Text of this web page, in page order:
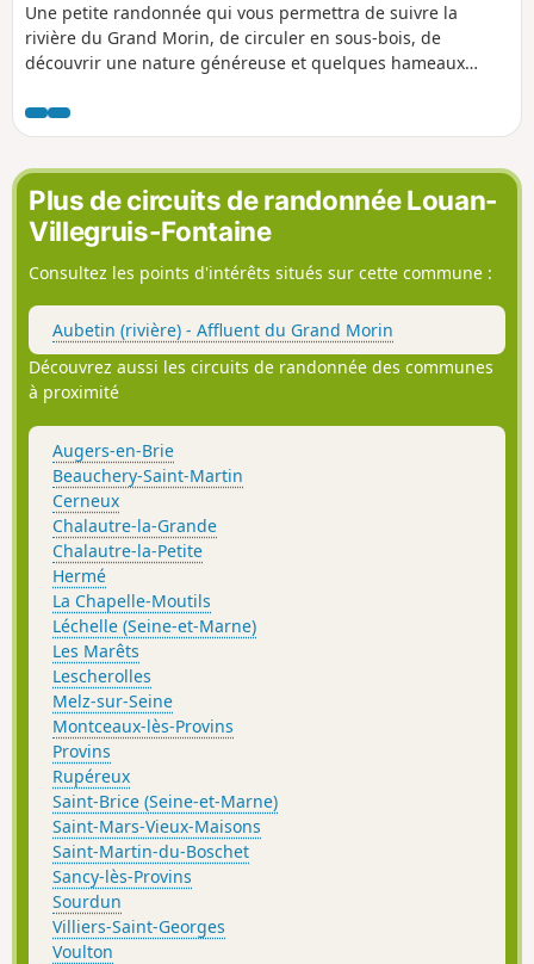
Une petite randonnée qui vous permettra de suivre la
rivière du Grand Morin, de circuler en sous-bois, de
découvrir une nature généreuse et quelques hameaux
Plus de circuits de randonnée Louan-
Villegruis-Fontaine
Consultez les points d'intérêts situés sur cette commune :
Aubetin (rivière) - Affluent du Grand Morin
Découvrez aussi les circuits de randonnée des communes
à proximité
Augers-en-Brie
Beauchery-Saint-Martin
Cerneux
Chalautre-la-Grande
Chalautre-la-Petite
Hermé
La Chapelle-Moutils
Léchelle (Seine-et-Marne)
Les Marêts
Lescherolles
Melz-sur-Seine
Montceaux-lès-Provins
Provins
Rupéreux
Saint-Brice (Seine-et-Marne)
Saint-Mars-Vieux-Maisons
Saint-Martin-du-Boschet
Sancy-lès-Provins
Sourdun
Villiers-Saint-Georges
Voulton